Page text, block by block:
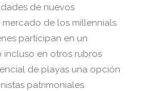
de nuevos
de los millennials.
participan en un
en otros rubros
de playas una opción
patrimoniales.